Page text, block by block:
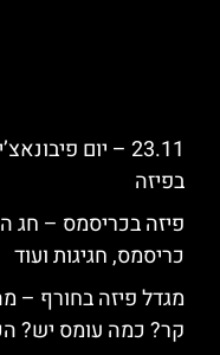
בפיזה
פיזה בכריסמס – חג
כריסמס, חגיגות ועוד
מגדל פיזה בחורף –
קר? כמה עומס יש?